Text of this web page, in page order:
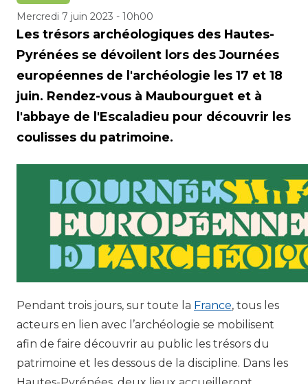
Mercredi 7 juin 2023 - 10h00
Les trésors archéologiques des Hautes-
Pyrénées se dévoilent lors des Journées
européennes de l'archéologie les 17 et 18
juin. Rendez-vous à Maubourguet et à
l'abbaye de l'Escaladieu pour découvrir les
coulisses du patrimoine.
Pendant trois jours, sur toute la France, tous les
acteurs en lien avec l’archéologie se mobilisent
afin de faire découvrir au public les trésors du
patrimoine et les dessous de la discipline. Dans les